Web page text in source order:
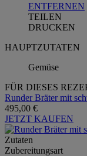
ENTFERNEN
TEILEN
DRUCKEN
HAUPTZUTATEN
Gemüse
FÜR DIESES
Runder Bräter mit
495,00 €
JETZT KAUFEN
Zutaten
Zubereitungsart